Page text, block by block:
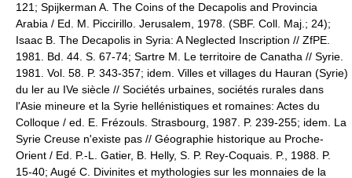
121; Spijkerman A. The Coins of the Decapolis and Provincia
Arabia / Ed. M. Piccirillo. Jerusalem, 1978. (SBF. Coll. Maj.; 24);
Isaac B. The Decapolis in Syria: A Neglected Inscription // ZfPE.
1981. Bd. 44. S. 67-74; Sartre M. Le territoire de Canatha // Syrie.
1981. Vol. 58. P. 343-357; idem. Villes et villages du Hauran (Syrie)
du ler au IVe siècle // Sociétés urbaines, sociétés rurales dans
l'Asie mineure et la Syrie hellénistiques et romaines: Actes du
Colloque / ed. E. Frézouls. Strasbourg, 1987. P. 239-255; idem. La
Syrie Creuse n'existe pas // Géographie historique au Proche-
Orient / Ed. P.-L. Gatier, B. Helly, S. P. Rey-Coquais. P., 1988. P.
15-40; Augé C. Divinites et mythologies sur les monnaies de la